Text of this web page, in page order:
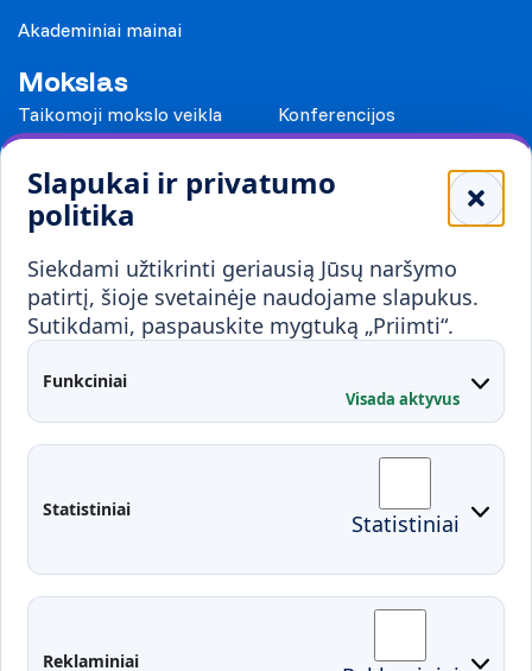
Slapukai ir privatumo
politika
Siekdami užtikrinti geriausią Jūsų naršymo
patirtį, šioje svetainėje naudojame slapukus.
Sutikdami, paspauskite mygtuką „Priimti“.
Funkciniai
Visada aktyvus
Statistiniai Statistiniai
Reklaminiai
Akademiniai mainai
Mokslas
Taikomoji mokslo veikla
Konferencijos
Mokykloms
Visuomenei ir verslui
Mokymai ir konsultavimas
Partnerystės
Karjera
Kontaktai
Administracija
Fakultetai
Studentų atstovybė
Moodle
EDINA
Pasirengimas ekstremaliai